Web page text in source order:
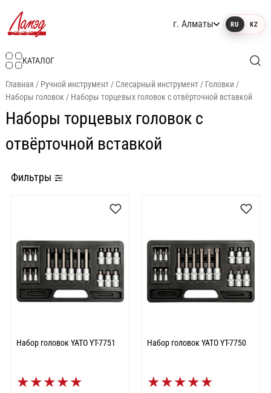
г. Алматы RU KZ
КАТАЛОГ
Главная / Ручной инструмент/ Слесарный инструмент/ Головки /
Наборы головок / Наборы торцевых головок с отвёрточной вставкой
Наборы торцевых головок с
отвёрточной вставкой
Фильтры
Набор головок YATO YT-7751
★★★★★
Набор головок YATO YT-7750
★★★★★